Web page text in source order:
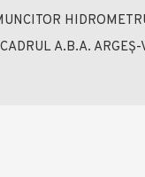
A.B.A. ARGEȘ-